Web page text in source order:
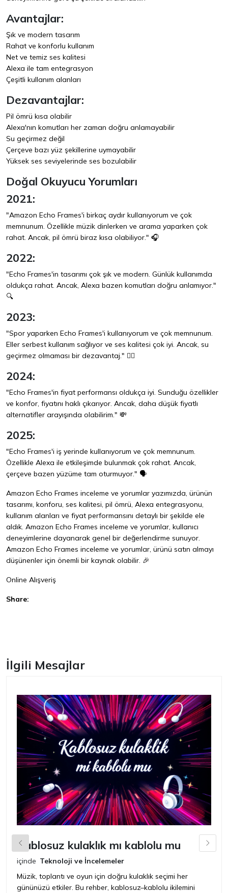
Avantajlar:
Şık ve modern tasarım
Rahat ve konforlu kullanım
Net ve temiz ses kalitesi
Alexa ile tam entegrasyon
Çeşitli kullanım alanları
Dezavantajlar:
Pil ömrü kısa olabilir
Alexa'nın komutları her zaman doğru anlamayabilir
Su geçirmez değil
Çerçeve bazı yüz şekillerine uymayabilir
Yüksek ses seviyelerinde ses bozulabilir
Doğal Okuyucu Yorumları
2021:
"Amazon Echo Frames'i birkaç aydır kullanıyorum ve çok
memnunum. Özellikle müzik dinlerken ve arama yaparken çok
rahat. Ancak, pil ömrü biraz kısa olabiliyor." 🎧
2022:
"Echo Frames'in tasarımı çok şık ve modern. Günlük kullanımda
oldukça rahat. Ancak, Alexa bazen komutları doğru anlamıyor."
🔍
2023:
"Spor yaparken Echo Frames'i kullanıyorum ve çok memnunum.
Eller serbest kullanım sağlıyor ve ses kalitesi çok iyi. Ancak, su
geçirmez olmaması bir dezavantaj." 🏃‍♂️
2024:
"Echo Frames'in fiyat performansı oldukça iyi. Sunduğu özellikler
ve konfor, fiyatını haklı çıkarıyor. Ancak, daha düşük fiyatlı
alternatifler arayışında olabilirim." 💸
2025:
"Echo Frames'i iş yerinde kullanıyorum ve çok memnunum.
Özellikle Alexa ile etkileşimde bulunmak çok rahat. Ancak,
çerçeve bazen yüzüme tam oturmuyor." 🗣️
Amazon Echo Frames inceleme ve yorumlar yazımızda, ürünün
tasarımı, konforu, ses kalitesi, pil ömrü, Alexa entegrasyonu,
kullanım alanları ve fiyat performansını detaylı bir şekilde ele
aldık. Amazon Echo Frames inceleme ve yorumlar, kullanıcı
deneyimlerine dayanarak genel bir değerlendirme sunuyor.
Amazon Echo Frames inceleme ve yorumlar, ürünü satın almayı
düşünenler için önemli bir kaynak olabilir. 🎉
Online Alışveriş
Share:
İlgili Mesajlar
Kablosuz kulaklık mı kablolu mu
içinde Teknoloji ve İncelemeler
Müzik, toplantı ve oyun için doğru kulaklık seçimi her
gününüzü etkiler. Bu rehber, kablosuz–kablolu ikilemini